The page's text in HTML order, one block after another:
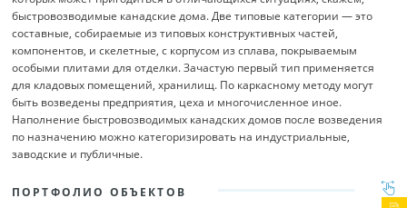
быстровозводимые канадские дома. Две типовые категории — это
составные, собираемые из типовых конструктивных частей,
компонентов, и скелетные, с корпусом из сплава, покрываемым
особыми плитами для отделки. Зачастую первый тип применяется
для кладовых помещений, хранилищ. По каркасному методу могут
быть возведены предприятия, цеха и многочисленное иное.
Наполнение быстровозводимых канадских домов после возведения
по назначению можно категоризировать на индустриальные,
заводские и публичные.
ПОРТФОЛИО ОБЪЕКТОВ